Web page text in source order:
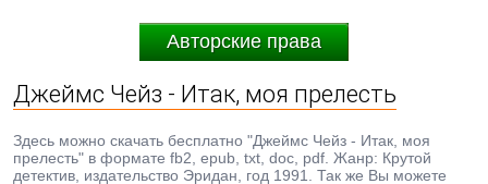
Авторские права
Джеймс Чейз - Итак, моя прелесть
Здесь можно скачать бесплатно "Джеймс Чейз - Итак, моя
прелесть" в формате fb2, epub, txt, doc, pdf. Жанр: Крутой
детектив, издательство Эридан, год 1991. Так же Вы можете